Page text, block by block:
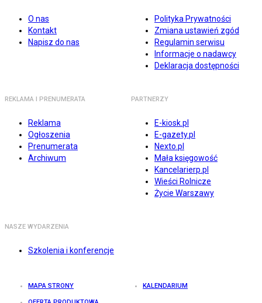
O nas
Kontakt
Napisz do nas
Polityka Prywatności
Zmiana ustawień zgód
Regulamin serwisu
Informacje o nadawcy
Deklaracja dostępności
REKLAMA I PRENUMERATA
Reklama
Ogłoszenia
Prenumerata
Archiwum
PARTNERZY
E-kiosk.pl
E-gazety.pl
Nexto.pl
Mała księgowość
Kancelarierp.pl
Wieści Rolnicze
Życie Warszawy
NASZE WYDARZENIA
Szkolenia i konferencje
MAPA STRONY KALENDARIUM